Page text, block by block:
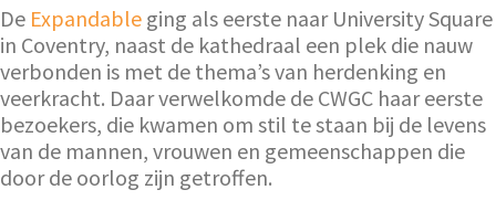
De Expandable ging als eerste naar University Square
in Coventry, naast de kathedraal een plek die nauw
verbonden is met de thema’s van herdenking en
veerkracht. Daar verwelkomde de CWGC haar eerste
bezoekers, die kwamen om stil te staan bij de levens
van de mannen, vrouwen en gemeenschappen die
door de oorlog zijn getroffen.